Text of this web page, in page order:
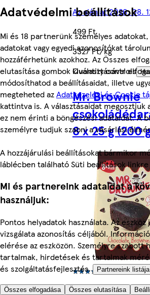
Adatvédelmi beállítások
Mi és 18 partnerünk személyes
adatokat vagy egyedi azonosítókat
hozzáférhetünk azokhoz. Az Összes
elutasítása gombok kiválasztásával
módosíthatod a beállításaidat, illetve
megteheted azAdatkezelési és Cookie
kattintva is. A választásaidat
ez nem érinti a böngészési adataidat. A
személyre tudjuk szabni a vásárlási
A hozzájárulási beállításokat bármikor
láblécben található Süti beállítások
Mi és partnereink adataidat a
használjuk:
Pontos helyadatok használata. Az
vizsgálata azonosítás céljából.
elérése az eszközön. Személyre szabott
tartalmak, hirdetések és tartalmak
és szolgáltatásfejlesztés.
Partnereink listája
Összes elfogadása Összes elutasítása
Az ajánlat 2026. 08.
499 Ft
3327 Ft/kg
Quantity controls
Mr. Brownie
8 x 25 g (200
5 (1)